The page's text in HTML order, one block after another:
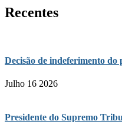
Recentes
Decisão de indeferimento do
Julho 16 2026
Presidente do Supremo